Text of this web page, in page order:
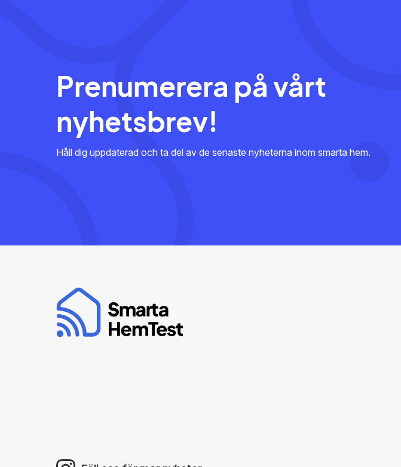
Prenumerera på vårt
nyhetsbrev!
Håll dig uppdaterad och ta del av de senaste nyheterna inom smarta hem.